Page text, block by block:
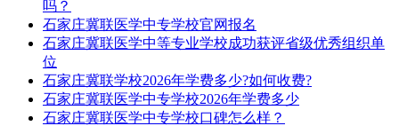
吗？
石家庄冀联医学中专学校官网报名
石家庄冀联医学中等专业学校成功获评省级优秀组织单
位
石家庄冀联学校2026年学费多少?如何收费?
石家庄冀联医学中专学校2026年学费多少
石家庄冀联医学中专学校口碑怎么样？